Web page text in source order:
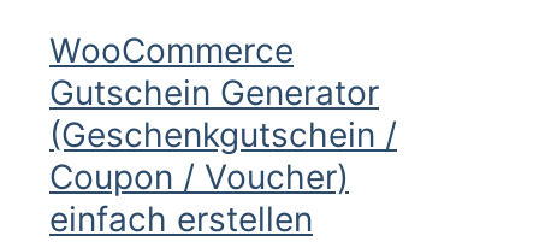
WooCommerce
Gutschein Generator
(Geschenkgutschein /
Coupon / Voucher)
einfach erstellen